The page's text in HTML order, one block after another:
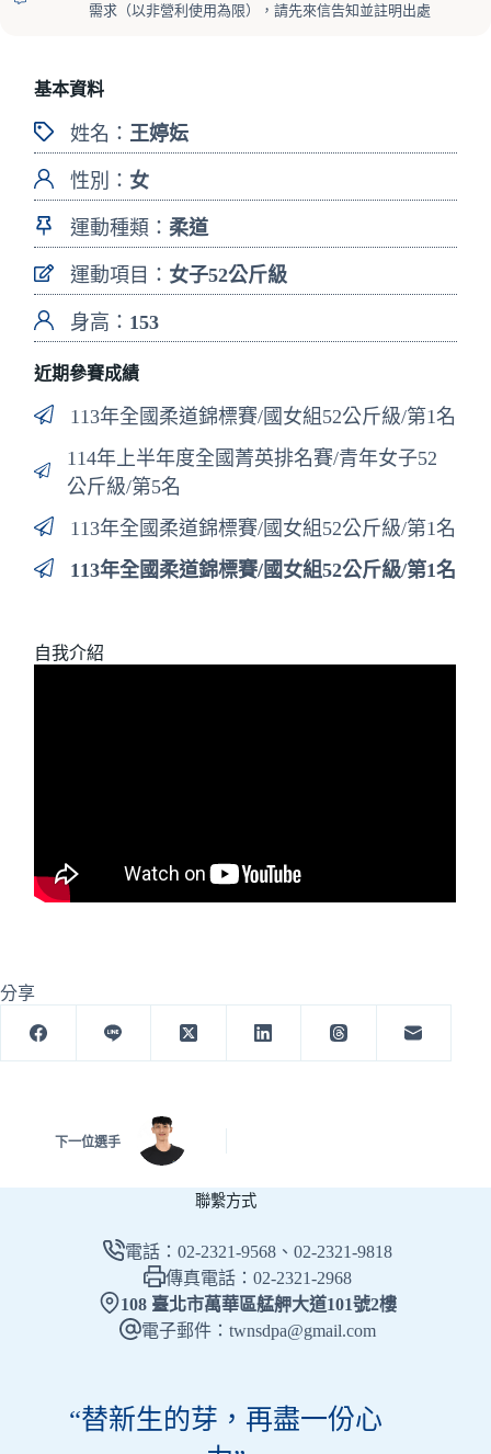
需求（以非營利使用為限），請先來信告知並註明出處
基本資料
姓名： 王婷妘
性別： 女
運動種類： 柔道
運動項目： 女子52公斤級
身高： 153
近期參賽成績
113年全國柔道錦標賽/國女組52公斤級/第1名
114年上半年度全國菁英排名賽/青年女子52
公斤級/第5名
113年全國柔道錦標賽/國女組52公斤級/第1名
113年全國柔道錦標賽/國女組52公斤級/第1名
自我介紹
分享
下一位選手
聯繫方式
電話：02-2321-9568、02-2321-9818
傳真電話：02-2321-2968
108 臺北市萬華區艋舺大道101號2樓
電子郵件：twnsdpa@gmail.com
“替新生的芽，再盡一份心